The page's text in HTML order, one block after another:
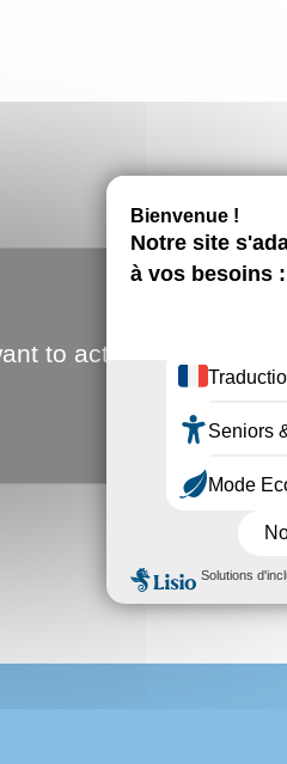
to activate